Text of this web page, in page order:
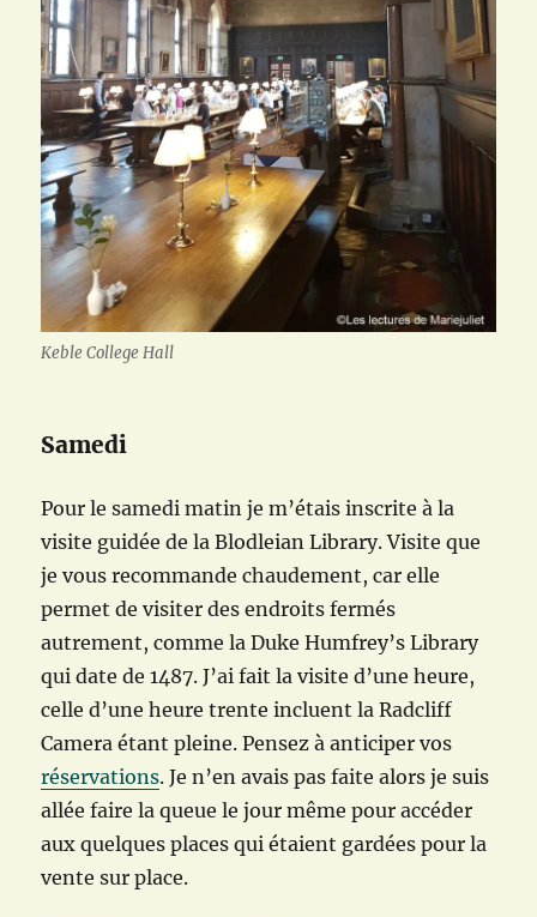
Keble College Hall
Samedi
Pour le samedi matin je m’étais inscrite à la
visite guidée de la Blodleian Library. Visite que
je vous recommande chaudement, car elle
permet de visiter des endroits fermés
autrement, comme la Duke Humfrey’s Library
qui date de 1487. J’ai fait la visite d’une heure,
celle d’une heure trente incluent la Radcliff
Camera étant pleine. Pensez à anticiper vos
réservations. Je n’en avais pas faite alors je suis
allée faire la queue le jour même pour accéder
aux quelques places qui étaient gardées pour la
vente sur place.